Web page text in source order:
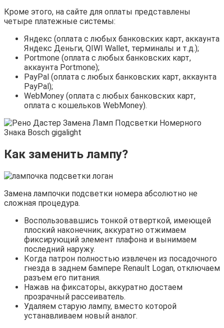
Кроме этого, на сайте для оплаты представлены
четыре платежные системы:
Яндекс (оплата с любых банковских карт, аккаунта
Яндекс Деньги, QIWI Wallet, терминалы и т.д.);
Portmone (оплата с любых банковских карт,
аккаунта Portmone);
PayPal (оплата с любых банковских карт, аккаунта
PayPal);
WebMoney (оплата с любых банковских карт,
оплата с кошельков WebMoney).
Как заменить лампу?
Замена лампочки подсветки номера абсолютно не
сложная процедура.
Воспользовавшись тонкой отверткой, имеющей
плоский наконечник, аккуратно отжимаем
фиксирующий элемент плафона и вынимаем
последний наружу.
Когда патрон полностью извлечен из посадочного
гнезда в заднем бампере Renault Logan, отключаем
разъем его питания.
Нажав на фиксаторы, аккуратно достаем
прозрачный рассеиватель.
Удаляем старую лампу, вместо которой
устанавливаем новый аналог.